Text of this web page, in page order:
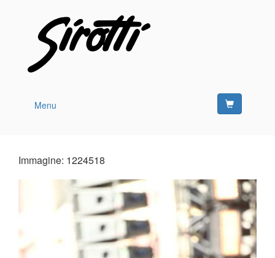
Menu
Immagine: 1224518